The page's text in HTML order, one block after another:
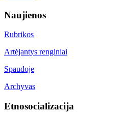
Naujienos
Rubrikos
Artėjantys renginiai
Spaudoje
Archyvas
Etnosocializacija